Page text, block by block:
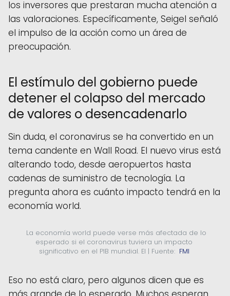
los inversores que prestaran mucha atención a
las valoraciones. Específicamente, Seigel señaló
el impulso de la acción como un área de
preocupación.
El estímulo del gobierno puede
detener el colapso del mercado
de valores o desencadenarlo
Sin duda, el coronavirus se ha convertido en un
tema candente en Wall Road. El nuevo virus está
alterando todo, desde aeropuertos hasta
cadenas de suministro de tecnología. La
pregunta ahora es cuánto impacto tendrá en la
economía world.
esperado si el coronavirus tuviera un impacto
significativo en el PIB mundial. El | Fuente: FMI
Eso no está claro, pero algunos dicen que es